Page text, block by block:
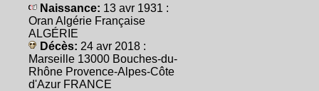
Naissance: 13 avr 1931 :
Oran Algérie Française
ALGÉRIE
Décès: 24 avr 2018 :
Marseille 13000 Bouches-du-
Rhône Provence-Alpes-Côte
d'Azur FRANCE